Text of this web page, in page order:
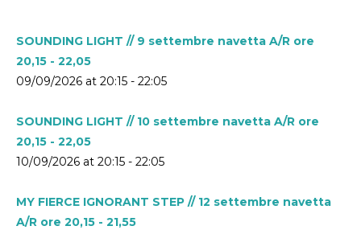
SOUNDING LIGHT // 9 settembre navetta A/R ore
20,15 - 22,05
09/09/2026 at 20:15 - 22:05
SOUNDING LIGHT // 10 settembre navetta A/R ore
20,15 - 22,05
10/09/2026 at 20:15 - 22:05
MY FIERCE IGNORANT STEP // 12 settembre navetta
A/R ore 20,15 - 21,55